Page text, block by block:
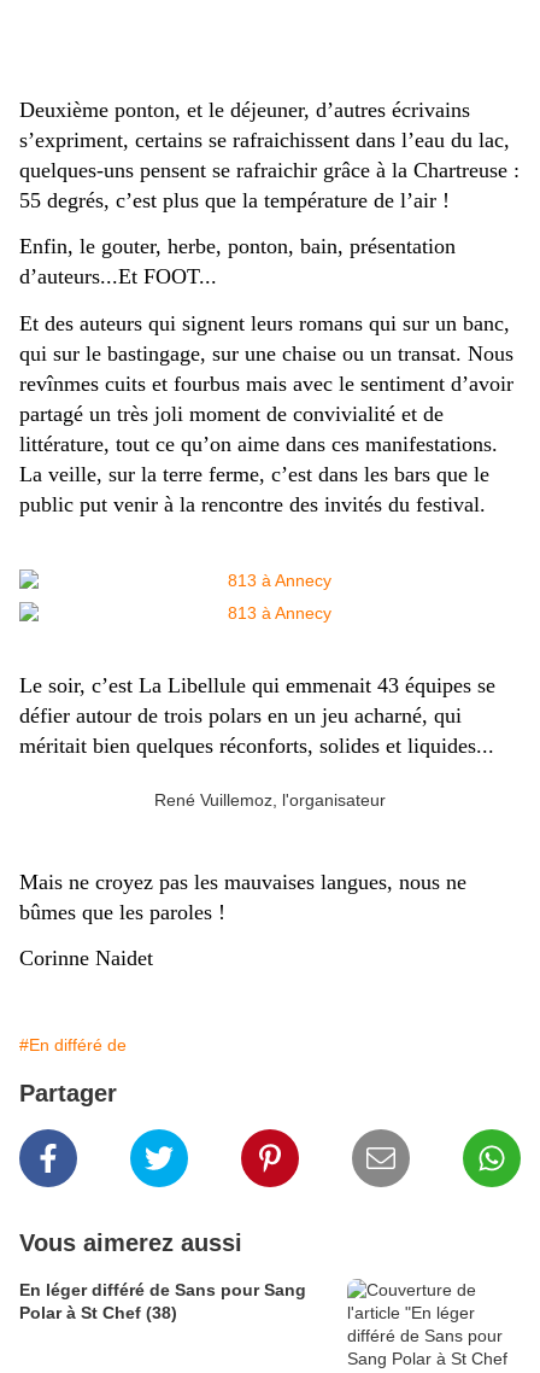
Deuxième ponton, et le déjeuner, d’autres écrivains
s’expriment, certains se rafraichissent dans l’eau du lac,
quelques-uns pensent se rafraichir grâce à la Chartreuse :
55 degrés, c’est plus que la température de l’air !
Enfin, le gouter, herbe, ponton, bain, présentation
d’auteurs...Et FOOT...
Et des auteurs qui signent leurs romans qui sur un banc,
qui sur le bastingage, sur une chaise ou un transat. Nous
revînmes cuits et fourbus mais avec le sentiment d’avoir
partagé un très joli moment de convivialité et de
littérature, tout ce qu’on aime dans ces manifestations.
La veille, sur la terre ferme, c’est dans les bars que le
public put venir à la rencontre des invités du festival.
Le soir, c’est La Libellule qui emmenait 43 équipes se
défier autour de trois polars en un jeu acharné, qui
méritait bien quelques réconforts, solides et liquides...
René Vuillemoz, l'organisateur
Mais ne croyez pas les mauvaises langues, nous ne
bûmes que les paroles !
Corinne Naidet
#En différé de
Partager
Vous aimerez aussi
En léger différé de Sans pour Sang
Polar à St Chef (38)